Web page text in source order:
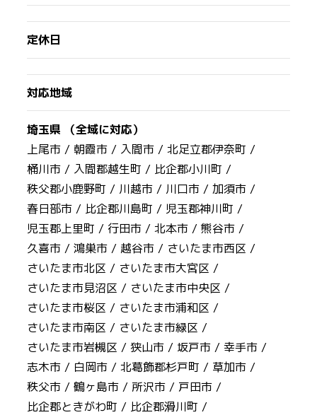
定休日
対応地域
埼玉県 （全域に対応）
上尾市 / 朝霞市 / 入間市 /北足立郡伊奈町 /
桶川市 / 入間郡越生町 / 比企郡小川町 /
秩父郡小鹿野町 / 川越市 / 川口市 /加須市 /
春日部市 / 比企郡川島町 / 児玉郡神川町 /
児玉郡上里町 / 行田市 /北本市 /熊谷市 /
久喜市 /鴻巣市 / 越谷市 / さいたま市西区 /
さいたま市北区 / さいたま市大宮区 /
さいたま市見沼区 / さいたま市中央区 /
さいたま市桜区 / さいたま市浦和区 /
さいたま市南区 / さいたま市緑区 /
さいたま市岩槻区 / 狭山市 / 坂戸市 / 幸手市 /
志木市 / 白岡市 /北葛飾郡杉戸町 / 草加市 /
秩父市 /鶴ヶ島市 / 所沢市 / 戸田市 /
比企郡ときがわ町 / 比企郡滑川町 /